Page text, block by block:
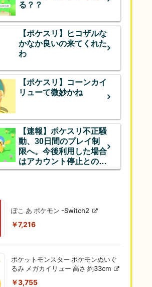
る？？
【ポケスリ】ヒコザルな
かなか良いの来てくれた
わ
【ポケスリ】コーンカイ
リューて微妙かね
【速報】ポケスリ不正騒
動、30日間のプレイ制
限へ。今後利用した場合
はアカウント停止とのこ
と
ぽこ あ ポケモン -Switch2
￥7,216
ポケットモンスター ポケモンぬいぐ
るみ メガカイリュー 高さ 約33cm
￥3,755